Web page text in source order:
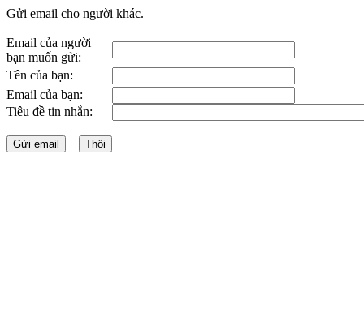
Gửi email cho người khác.
Email của người
bạn muốn gửi:
Tên của bạn:
Email của bạn:
Tiêu đề tin nhắn: